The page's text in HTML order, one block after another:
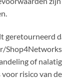
geretourneerd
of
risico van